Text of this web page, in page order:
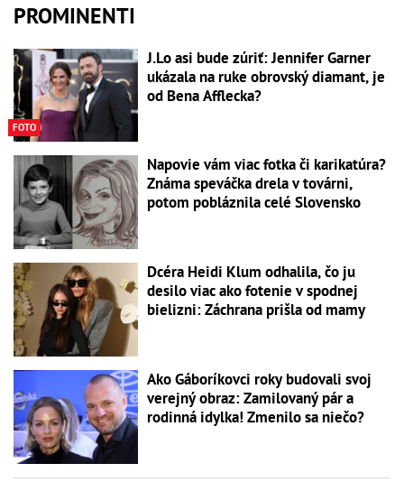
PROMINENTI
FOTO
J.Lo asi bude zúriť: Jennifer Garner
ukázala na ruke obrovský diamant, je
od Bena Afflecka?
Napovie vám viac fotka či karikatúra?
Známa speváčka drela v továrni,
potom pobláznila celé Slovensko
Dcéra Heidi Klum odhalila, čo ju
desilo viac ako fotenie v spodnej
bielizni: Záchrana prišla od mamy
Ako Gáboríkovci roky budovali svoj
verejný obraz: Zamilovaný pár a
rodinná idylka! Zmenilo sa niečo?